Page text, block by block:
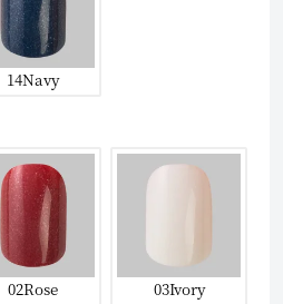
14Navy
02Rose 03Ivory